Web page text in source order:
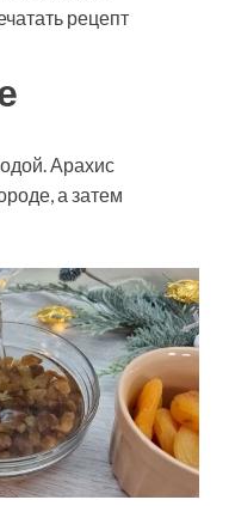
рецепт
Арахис
а затем